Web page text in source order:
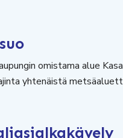
omistama alue
yhtenäistä